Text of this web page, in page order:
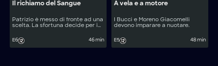
Il richiamo del Sangue
Patrizio è messo di fronte ad una
scelta. La sfortuna decide per i
E6
46 min
A vela e a motore
I Bucci e Moreno Giacomelli
devono imparare a nuotare.
E5 48 min